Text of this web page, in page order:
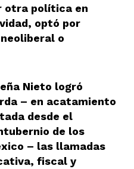
otra política en
optó por
o
Nieto logró
– en acatamiento
desde el
de los
– las llamadas
fiscal y